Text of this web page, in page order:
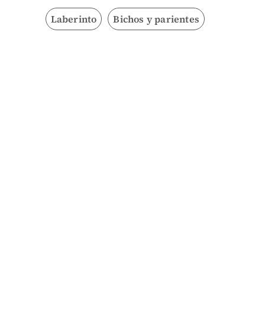
Laberinto Bichos y parientes